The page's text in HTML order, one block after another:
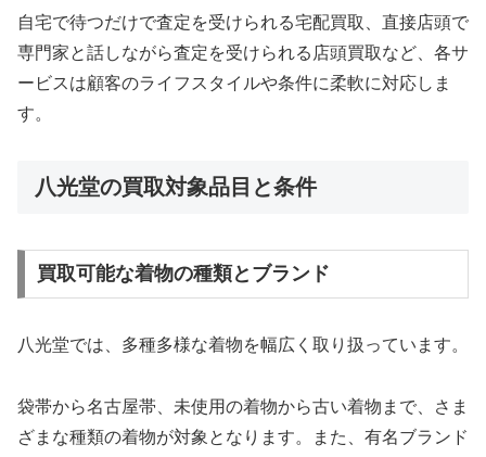
自宅で待つだけで査定を受けられる宅配買取、直接店頭で
専門家と話しながら査定を受けられる店頭買取など、各サ
ービスは顧客のライフスタイルや条件に柔軟に対応しま
す。
八光堂の買取対象品目と条件
買取可能な着物の種類とブランド
八光堂では、多種多様な着物を幅広く取り扱っています。
袋帯から名古屋帯、未使用の着物から古い着物まで、さま
ざまな種類の着物が対象となります。また、有名ブランド